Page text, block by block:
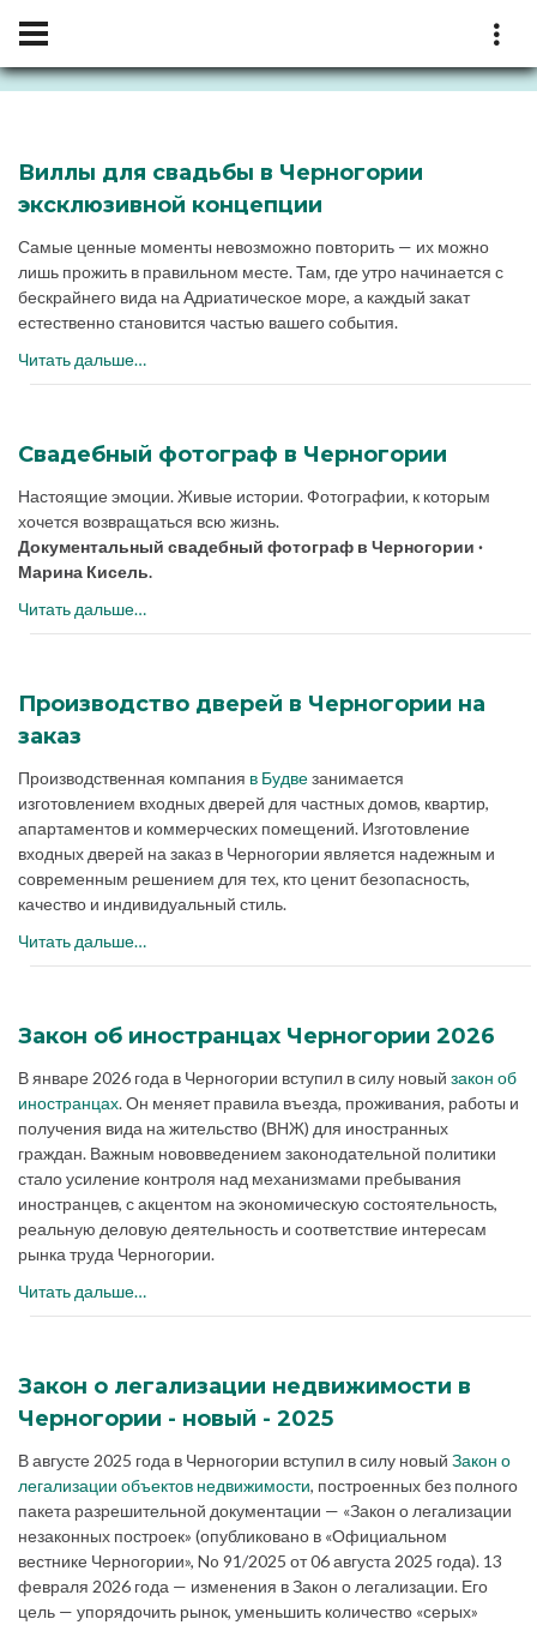
Виллы для свадьбы в Черногории
эксклюзивной концепции
Самые ценные моменты невозможно повторить — их можно
лишь прожить в правильном месте. Там, где утро начинается с
бескрайнего вида на Адриатическое море, а каждый закат
естественно становится частью вашего события.
Читать дальше…
Свадебный фотограф в Черногории
Настоящие эмоции. Живые истории. Фотографии, к которым
хочется возвращаться всю жизнь.
Документальный свадебный фотограф в Черногории ·
Марина Кисель.
Читать дальше…
Производство дверей в Черногории на
заказ
Производственная компания в Будвезанимается
изготовлением входных дверей для частных домов, квартир,
апартаментов и коммерческих помещений. Изготовление
входных дверей на заказ в Черногории является надежным и
современным решением для тех, кто ценит безопасность,
качество и индивидуальный стиль.
Читать дальше…
Закон об иностранцах Черногории 2026
В январе 2026 года в Черногории вступил в силу новый закон об
иностранцах. Он меняет правила въезда, проживания, работы и
получения вида на жительство (ВНЖ) для иностранных
граждан. Важным нововведением законодательной политики
стало усиление контроля над механизмами пребывания
иностранцев, с акцентом на экономическую состоятельность,
реальную деловую деятельность и соответствие интересам
рынка труда Черногории.
Читать дальше…
Закон о легализации недвижимости в
Черногории - новый - 2025
В августе 2025 года в Черногории вступил в силу новый Закон о
легализации объектов недвижимости, построенных без полного
пакета разрешительной документации — «Закон о легализации
незаконных построек» (опубликовано в «Официальном
вестнике Черногории», No 91/2025 от 06 августа 2025 года). 13
февраля 2026 года — изменения в Закон о легализации. Его
цель — упорядочить рынок, уменьшить количество «серых»